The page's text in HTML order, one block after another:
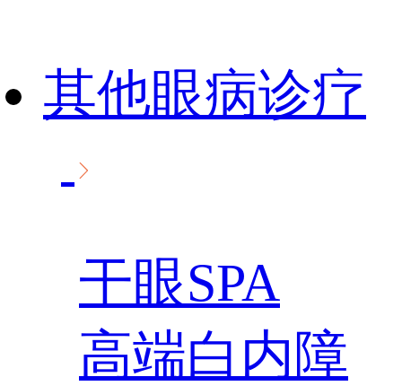
其他眼病诊疗
干眼SPA
高端白内障